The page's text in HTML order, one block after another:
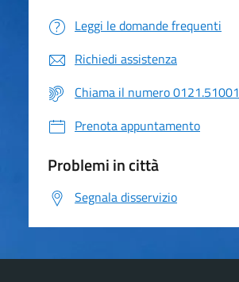
Leggi le domande frequenti
Richiedi assistenza
Chiama il numero 0121.51001
Prenota appuntamento
Problemi in città
Segnala disservizio